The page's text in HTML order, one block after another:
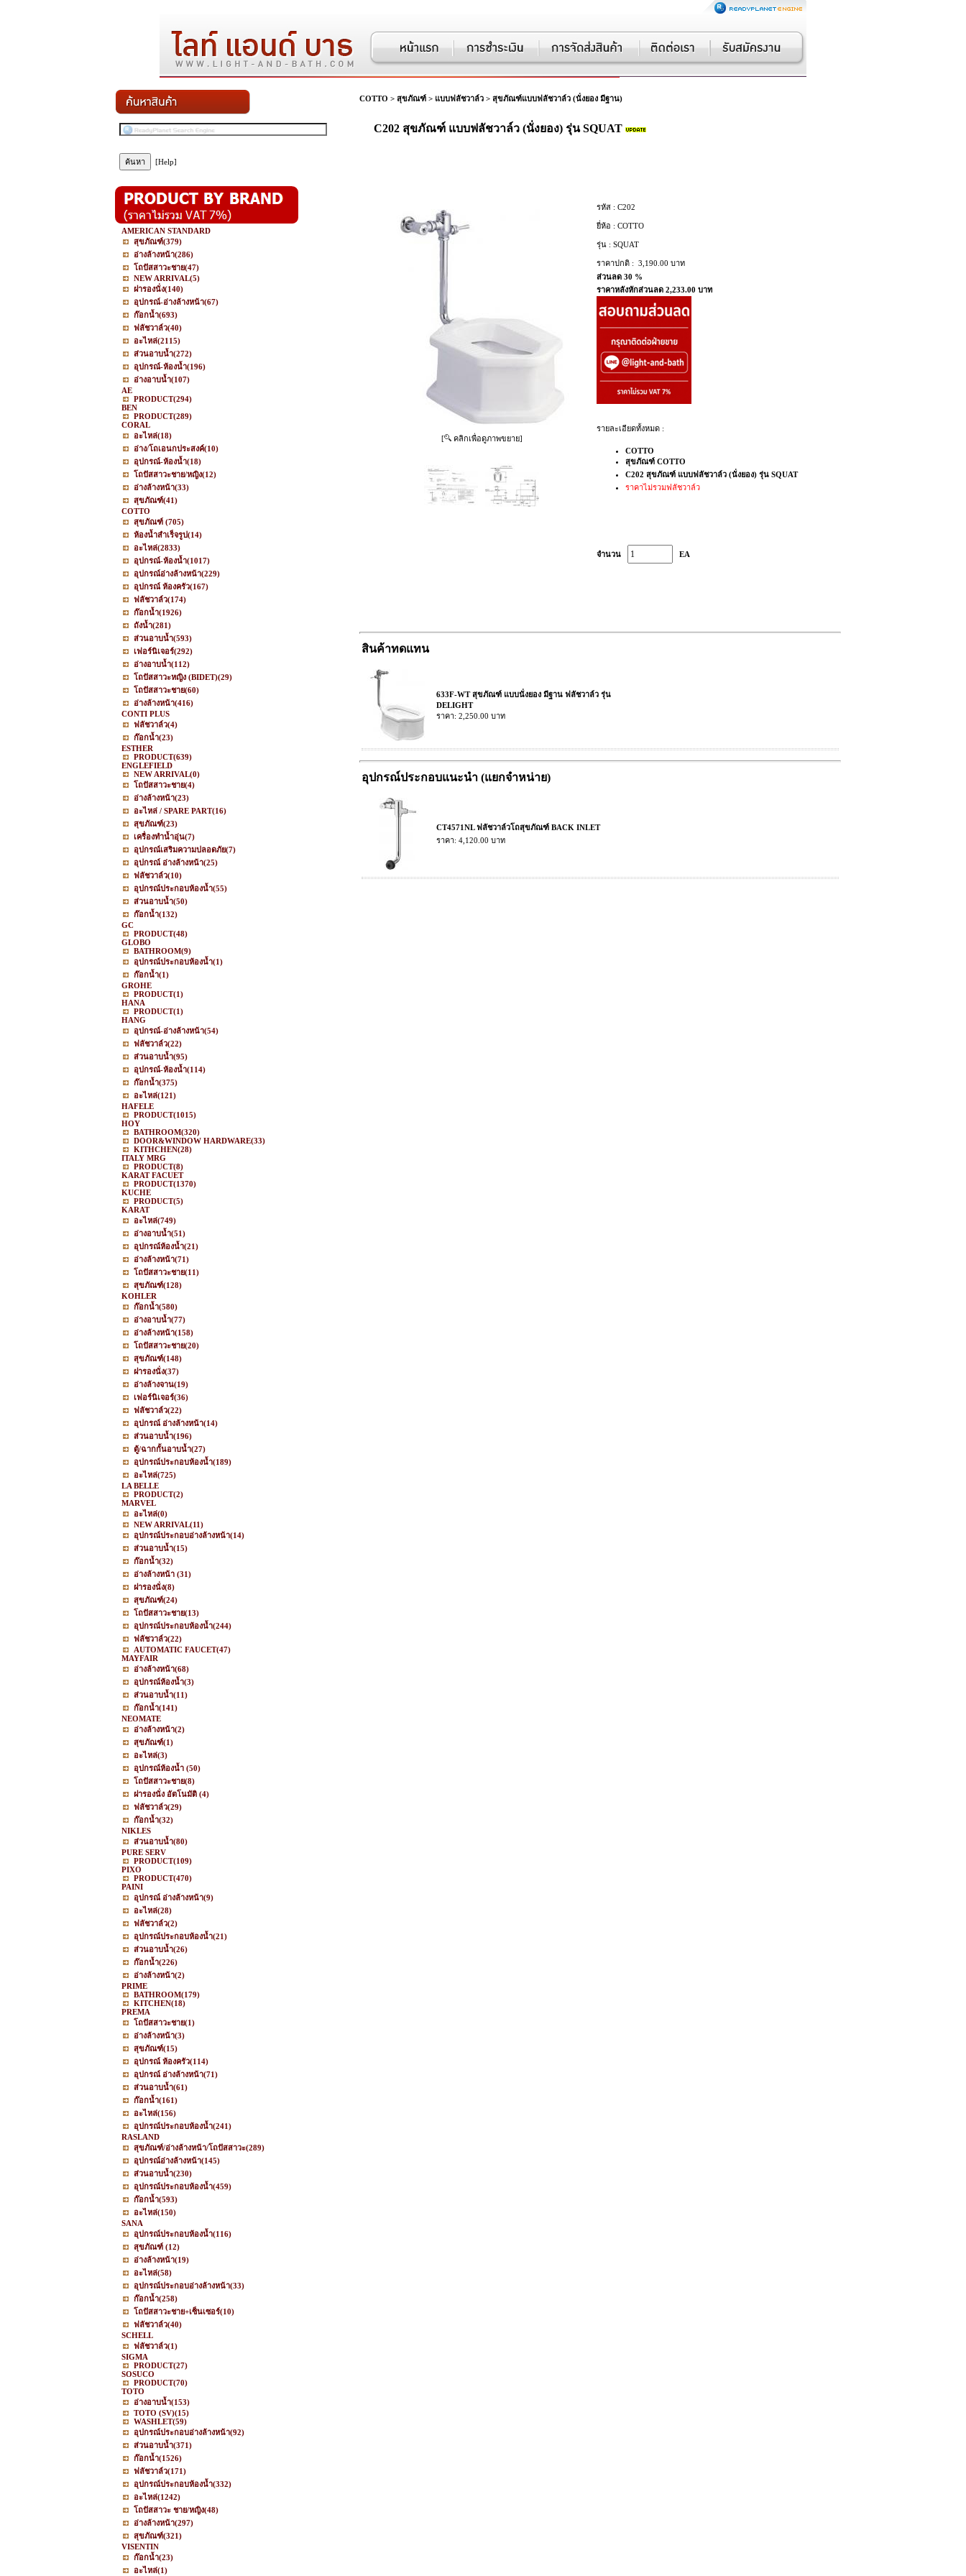
[Help]
AMERICAN STANDARD
สุขภัณฑ์(379)
อ่างล้างหน้า(286)
โถปัสสาวะชาย(47)
NEW ARRIVAL(5)
ฝารองนั่ง(140)
อุปกรณ์-อ่างล้างหน้า(67)
ก๊อกน้ำ(693)
ฟลัชวาล์ว(40)
อะไหล่(2115)
ส่วนอาบน้ำ(272)
อุปกรณ์-ห้องน้ำ(196)
อ่างอาบน้ำ(107)
AE
PRODUCT(294)
BEN
PRODUCT(289)
CORAL
อะไหล่(18)
อ่าง/โถเอนกประสงค์(10)
อุปกรณ์-ห้องน้ำ(18)
โถปัสสาวะชาย/หญิง(12)
อ่างล้างหน้า(33)
สุขภัณฑ์(41)
COTTO
สุขภัณฑ์ (705)
ห้องน้ำสำเร็จรูป(14)
อะไหล่(2833)
อุปกรณ์-ห้องน้ำ(1017)
อุปกรณ์อ่างล้างหน้า(229)
อุปกรณ์ ห้องครัว(167)
ฟลัชวาล์ว(174)
ก๊อกน้ำ(1926)
ถังน้ำ(281)
ส่วนอาบน้ำ(593)
เฟอร์นิเจอร์(292)
อ่างอาบน้ำ(112)
โถปัสสาวะหญิง (BIDET)(29)
โถปัสสาวะชาย(60)
อ่างล้างหน้า(416)
CONTI PLUS
ฟลัชวาล์ว(4)
ก๊อกน้ำ(23)
ESTHER
PRODUCT(639)
ENGLEFIELD
NEW ARRIVAL(0)
โถปัสสาวะชาย(4)
อ่างล้างหน้า(23)
อะไหล่ / SPARE PART(16)
สุขภัณฑ์(23)
เครื่องทำน้ำอุ่น(7)
อุปกรณ์เสริมความปลอดภัย(7)
อุปกรณ์ อ่างล้างหน้า(25)
ฟลัชวาล์ว(10)
อุปกรณ์ประกอบห้องน้ำ(55)
ส่วนอาบน้ำ(50)
ก๊อกน้ำ(132)
GC
PRODUCT(48)
GLOBO
BATHROOM(9)
อุปกรณ์ประกอบห้องน้ำ(1)
ก๊อกน้ำ(1)
GROHE
PRODUCT(1)
HANA
PRODUCT(1)
HANG
อุปกรณ์-อ่างล้างหน้า(54)
ฟลัชวาล์ว(22)
ส่วนอาบน้ำ(95)
อุปกรณ์-ห้องน้ำ(114)
ก๊อกน้ำ(375)
อะไหล่(121)
HAFELE
PRODUCT(1015)
HOY
BATHROOM(320)
DOOR&WINDOW HARDWARE(33)
KITHCHEN(28)
ITALY MRG
PRODUCT(8)
KARAT FACUET
PRODUCT(1370)
KUCHE
PRODUCT(5)
KARAT
อะไหล่(749)
อ่างอาบน้ำ(51)
อุปกรณ์ห้องน้ำ(21)
อ่างล้างหน้า(71)
โถปัสสาวะชาย(11)
สุขภัณฑ์(128)
KOHLER
ก๊อกน้ำ(580)
อ่างอาบน้ำ(77)
อ่างล้างหน้า(158)
โถปัสสาวะชาย(20)
สุขภัณฑ์(148)
ฝารองนั่ง(37)
อ่างล้างจาน(19)
เฟอร์นิเจอร์(36)
ฟลัชวาล์ว(22)
อุปกรณ์ อ่างล้างหน้า(14)
ส่วนอาบน้ำ(196)
ตู้/ฉากกั้นอาบน้ำ(27)
อุปกรณ์ประกอบห้องน้ำ(189)
อะไหล่(725)
LA BELLE
PRODUCT(2)
MARVEL
อะไหล่(0)
NEW ARRIVAL(11)
อุปกรณ์ประกอบอ่างล้างหน้า(14)
ส่วนอาบน้ำ(15)
ก๊อกน้ำ(32)
อ่างล้างหน้า (31)
ฝารองนั่ง(8)
สุขภัณฑ์(24)
โถปัสสาวะชาย(13)
อุปกรณ์ประกอบห้องน้ำ(244)
ฟลัชวาล์ว(22)
AUTOMATIC FAUCET(47)
MAYFAIR
อ่างล้างหน้า(68)
อุปกรณ์ห้องน้ำ(3)
ส่วนอาบน้ำ(11)
ก๊อกน้ำ(141)
NEOMATE
อ่างล้างหน้า(2)
สุขภัณฑ์(1)
อะไหล่(3)
อุปกรณ์ห้องน้ำ (50)
โถปัสสาวะชาย(8)
ฝารองนั่ง อัตโนมัติ (4)
ฟลัชวาล์ว(29)
ก๊อกน้ำ(32)
NIKLES
ส่วนอาบน้ำ(80)
PURE SERV
PRODUCT(109)
PIXO
PRODUCT(470)
PAINI
อุปกรณ์ อ่างล้างหน้า(9)
อะไหล่(28)
ฟลัชวาล์ว(2)
อุปกรณ์ประกอบห้องน้ำ(21)
ส่วนอาบน้ำ(26)
ก๊อกน้ำ(226)
อ่างล้างหน้า(2)
PRIME
BATHROOM(179)
KITCHEN(18)
PREMA
โถปัสสาวะชาย(1)
อ่างล้างหน้า(3)
สุขภัณฑ์(15)
อุปกรณ์ ห้องครัว(114)
อุปกรณ์ อ่างล้างหน้า(71)
ส่วนอาบน้ำ(61)
ก๊อกน้ำ(161)
อะไหล่(156)
อุปกรณ์ประกอบห้องน้ำ(241)
RASLAND
สุขภัณฑ์/อ่างล้างหน้า/โถปัสสาวะ(289)
อุปกรณ์อ่างล้างหน้า(145)
ส่วนอาบน้ำ(230)
อุปกรณ์ประกอบห้องน้ำ(459)
ก๊อกน้ำ(593)
อะไหล่(150)
SANA
อุปกรณ์ประกอบห้องน้ำ(116)
สุขภัณฑ์ (12)
อ่างล้างหน้า(19)
อะไหล่(58)
อุปกรณ์ประกอบอ่างล้างหน้า(33)
ก๊อกน้ำ(258)
โถปัสสาวะชาย+เซ็นเซอร์(10)
ฟลัชวาล์ว(40)
SCHELL
ฟลัชวาล์ว(1)
SIGMA
PRODUCT(27)
SOSUCO
PRODUCT(70)
TOTO
อ่างอาบน้ำ(153)
TOTO (SV)(15)
WASHLET(59)
อุปกรณ์ประกอบอ่างล้างหน้า(92)
ส่วนอาบน้ำ(371)
ก๊อกน้ำ(1526)
ฟลัชวาล์ว(171)
อุปกรณ์ประกอบห้องน้ำ(332)
อะไหล่(1242)
โถปัสสาวะ ชาย/หญิง(48)
อ่างล้างหน้า(297)
สุขภัณฑ์(321)
VISENTIN
ก๊อกน้ำ(23)
อะไหล่(1)
COTTO > สุขภัณฑ์ > แบบฟลัชวาล์ว > สุขภัณฑ์แบบฟลัชวาล์ว (นั่งยอง มีฐาน)
C202 สุขภัณฑ์ แบบฟลัชวาล์ว (นั่งยอง) รุ่น SQUAT
[ คลิกเพื่อดูภาพขยาย]
รหัส : C202
ยี่ห้อ : COTTO
รุ่น : SQUAT
ราคาปกติ : 3,190.00 บาท
ส่วนลด 30 %
ราคาหลังหักส่วนลด 2,233.00 บาท
รายละเอียดทั้งหมด :
COTTO
สุขภัณฑ์ COTTO
C202 สุขภัณฑ์ แบบฟลัชวาล์ว (นั่งยอง) รุ่น SQUAT
ราคาไม่รวมฟลัชวาล์ว
จำนวน EA
สินค้าทดแทน
633F-WT สุขภัณฑ์ แบบนั่งยอง มีฐาน ฟลัชวาล์ว รุ่น
DELIGHT
ราคา: 2,250.00 บาท
อุปกรณ์ประกอบแนะนำ (แยกจำหน่าย)
CT4571NL ฟลัชวาล์วโถสุขภัณฑ์ BACK INLET
ราคา: 4,120.00 บาท